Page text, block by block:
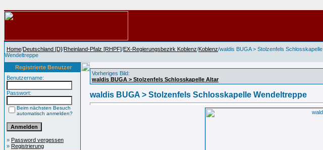
Home/Deutschland [D]/Rheinland-Pfalz [RHPF]/EX-Regierungsbezirk Koblenz/Koblenz/waldis BUGA > Stolzenfels Schlosskapelle
Wendeltreppe
Registrierte Benutzer
Benutzername:
Passwort:
Beim nächsten Besuch
automatisch anmelden?
» Password vergessen
» Registrierung
Vorheriges Bild:
waldis BUGA > Stolzenfels Schlosskapelle Altar
waldis BUGA > Stolzenfels Schlosskapelle Wendeltreppe